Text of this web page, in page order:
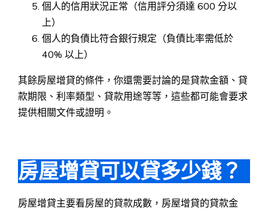
個人的信用狀況正常（信用評分須達 600 分以
上）
個人的負債比符合銀行規定（負債比率需低於
40% 以上）
其餘房屋增貸的條件，你還需要討論的是貸款金額、貸
款期限、利率類型、貸款用途等等，這些都可能會要求
提供相關文件或證明。
房屋增貸可以貸多少錢？
房屋增貸主要看房屋的貸款成數，房屋增貸的貸款金